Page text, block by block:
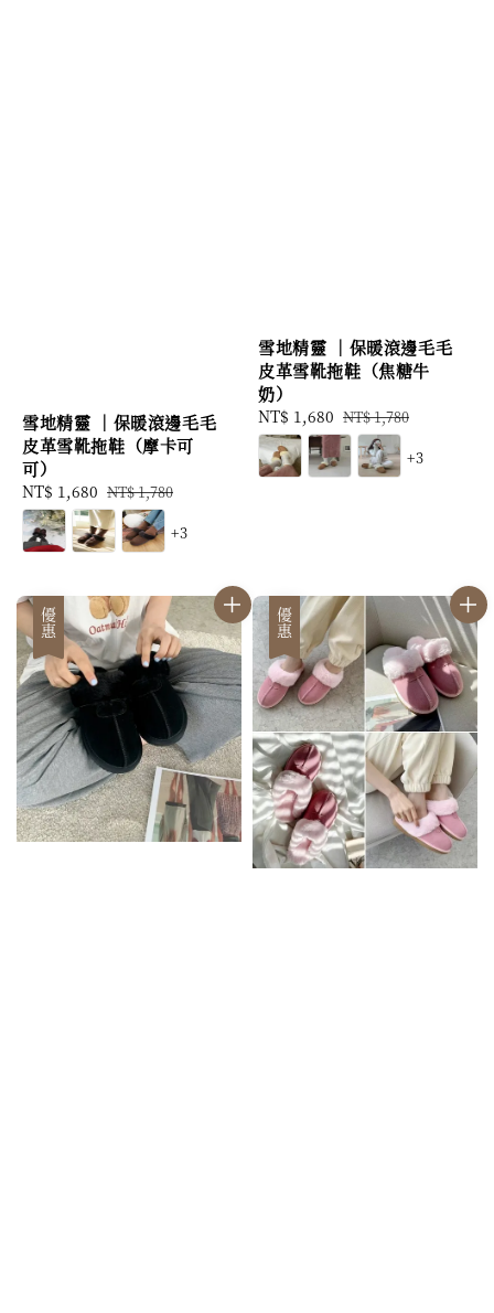
雪地精靈 ｜保暖滾邊毛毛
皮革雪靴拖鞋（摩卡可
可）
Sale
price
NT$ 1,680 Regular
price
NT$ 1,780
+3
雪地精靈 ｜保暖滾邊毛毛
皮革雪靴拖鞋（焦糖牛
奶）
Sale
price
NT$ 1,680 Regular
price
NT$ 1,780
+3
優惠 優惠